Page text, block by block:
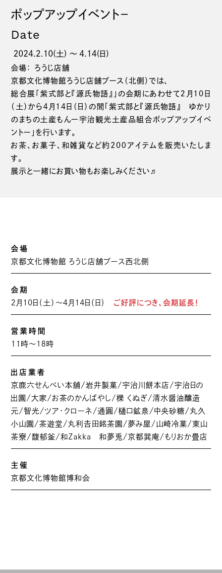
ポップアップイベント－
Date
2024.2.10(土) 〜 4.14(日)
会場： ろうじ店舗
京都文化博物館ろうじ店舗ブース（北側）では、
総合展「紫式部と『源氏物語』」の会期にあわせて2月10日
（土）から4月14日（日）の間「紫式部と『源氏物語』 ゆかり
のまちの土産もんー宇治観光土産品組合ポップアップイベ
ントー」を行います。
お茶、お菓子、和雑貨など約200アイテムを販売いたしま
す。
展示と一緒にお買い物もお楽しみください♬
会場
京都文化博物館 ろうじ店舗ブース西北側
会期
2月10日（土）～4月14日（日） ご好評につき、会期延長！
営業時間
11時～18時
出店業者
京鹿六せんべい本舗/岩井製菓/宇治川餅本店/宇治日の
出園/大家/お茶のかんばやし/櫟 くぬぎ/清水醤油醸造
元/智光/ツア・クローネ/通圓/樋口鉱泉/中央砂糖/丸久
小山園/茶遊堂/丸利𠮷田銘茶園/夢み屋/山崎冷菓/東山
茶寮/馥郁釜/和Zakka 和夢兎/京都巽庵/もりおか畳店
主催
京都文化博物館博和会